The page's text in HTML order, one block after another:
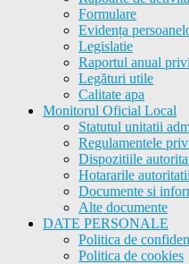
Formulare
Evidența
Legislatie
Raportul anual
Legături utile
Calitate apa
Monitorul Oficial Local
Statutul unitatii
Regulamentele
Dispozitiile
Hotararile
Documente si
Alte documente
DATE PERSONALE
Politica de
Politica de cookies